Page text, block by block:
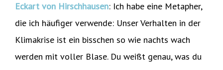
Eckart von Hirschhausen: Ich habe eine Metapher,
die ich häufiger verwende: Unser Verhalten in der
Klimakrise ist ein bisschen so wie nachts wach
werden mit voller Blase. Du weißt genau, was du